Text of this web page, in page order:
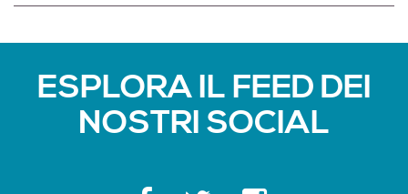
ESPLORA IL FEED DEI
NOSTRI SOCIAL